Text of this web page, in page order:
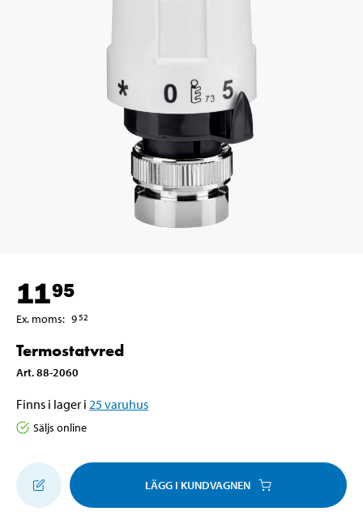
1195
Ex. moms: 952
Termostatvred
Art.88-2060
Finns i lager i 25varuhus
Säljs online
LÄGG I KUNDVAGNEN